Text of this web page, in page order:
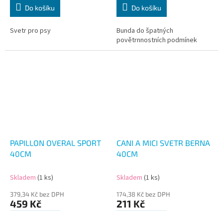
Do košíku
Svetr pro psy
Do košíku
Bunda do špatných
povětrnnostních podmínek
PAPILLON OVERAL SPORT
40CM
Skladem (1 ks)
379,34 Kč bez DPH
459 Kč
CANI A MICI SVETR BERNA
40CM
Skladem (1 ks)
174,38 Kč bez DPH
211 Kč